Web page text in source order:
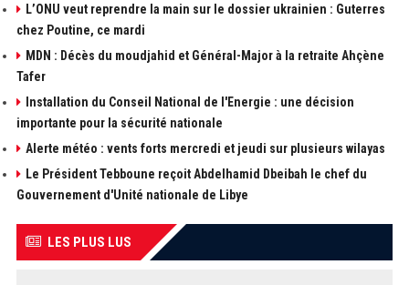
L’ONU veut reprendre la main sur le dossier ukrainien : Guterres
chez Poutine, ce mardi
MDN : Décès du moudjahid et Général-Major à la retraite Ahçène
Tafer
Installation du Conseil National de l'Energie : une décision
importante pour la sécurité nationale
Alerte météo : vents forts mercredi et jeudi sur plusieurs wilayas
Le Président Tebboune reçoit Abdelhamid Dbeibah le chef du
Gouvernement d'Unité nationale de Libye
LES PLUS LUS